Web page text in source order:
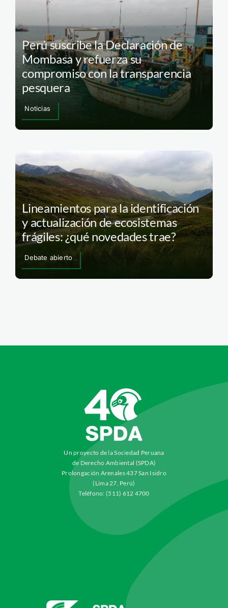
Perú suscribe la Declaración de
Mombasa y refuerza su
compromiso con la transparencia
pesquera
Noticias
Lineamientos para la identificación
y actualización de ecosistemas
frágiles: ¿qué novedades trae?
Debate abierto
Un proyecto de la Sociedad Peruana
de Derecho Ambiental (SPDA)
Prolongación Arenales 437 San Isidro
(Lima 27, Perú)
Teléfono: (511) 612 4700